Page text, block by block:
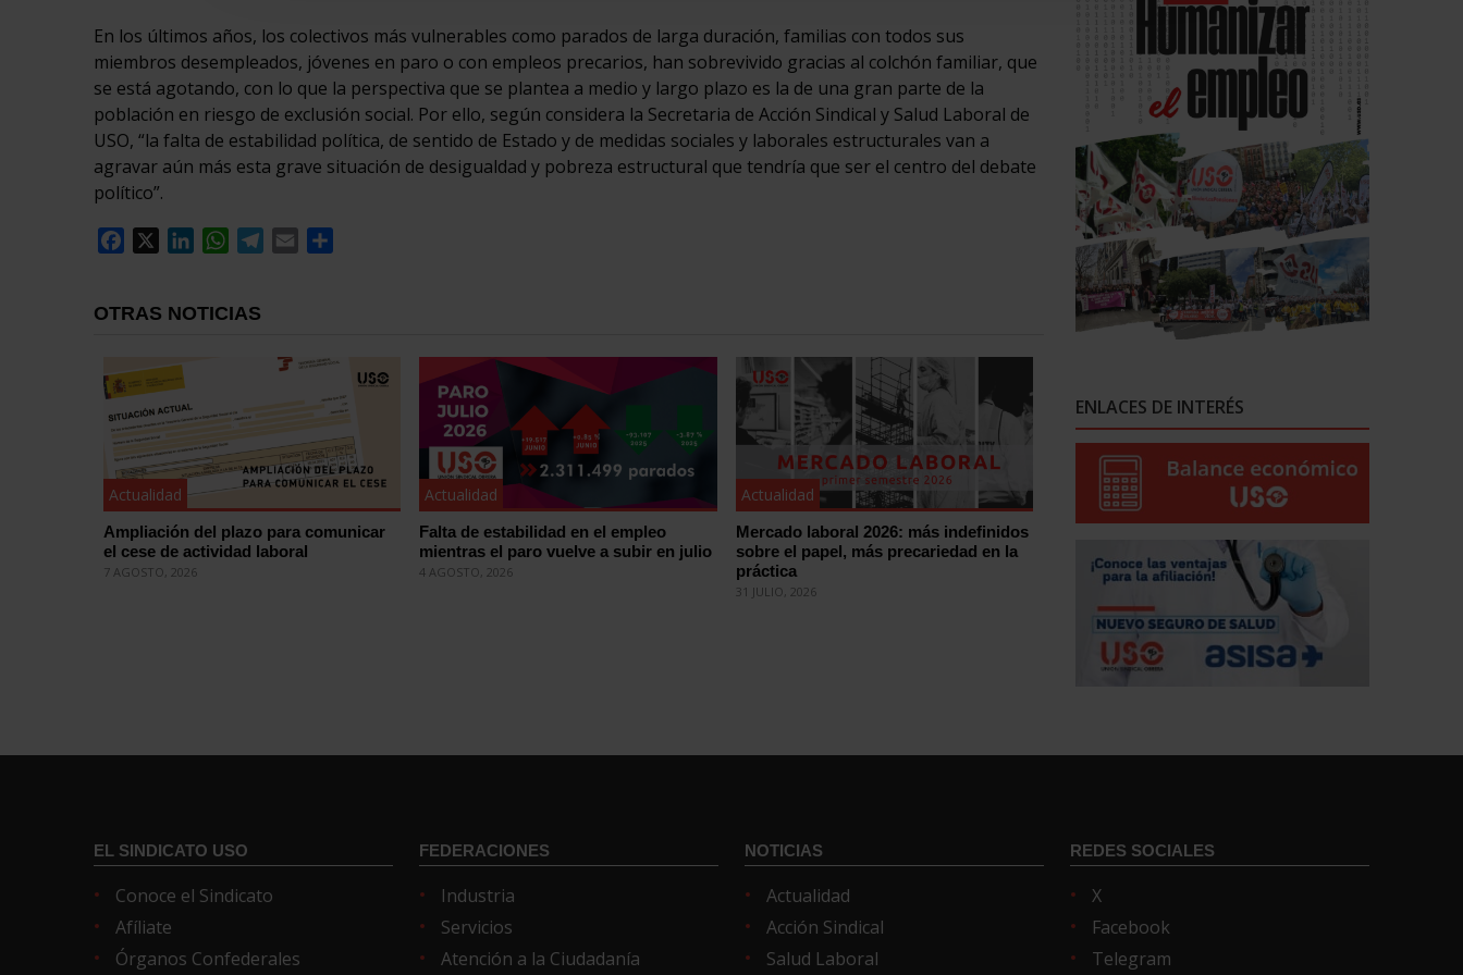
En los últimos años, los colectivos más vulnerables como parados de larga duración, familias con todos sus
miembros desempleados, jóvenes en paro o con empleos precarios, han sobrevivido gracias al colchón familiar, que
se está agotando, con lo que la perspectiva que se plantea a medio y largo plazo es la de una gran parte de la
población en riesgo de exclusión social. Por ello, según considera la Secretaria de Acción Sindical y Salud Laboral de
USO, “la falta de estabilidad política, de sentido de Estado y de medidas sociales y laborales estructurales van a
agravar aún más esta grave situación de desigualdad y pobreza estructural que tendría que ser el centro del debate
político”.
Facebook
LinkedInWhatsApp
Telegram
Email
OTRAS NOTICIAS
Actualidad
Ampliación del plazo para comunicar
el cese de actividad laboral
7 AGOSTO, 2026
Actualidad
Falta de estabilidad en el empleo
mientras el paro vuelve a subir en julio
4 AGOSTO, 2026
Actualidad
Mercado laboral 2026: más indefinidos
sobre el papel, más precariedad en la
práctica
31 JULIO, 2026
ENLACES DE INTERÉS
EL SINDICATO USO
Conoce el Sindicato
Afíliate
Órganos Confederales
FEDERACIONES
Industria
Servicios
Atención a la Ciudadanía
NOTICIAS
Actualidad
Acción Sindical
Salud Laboral
REDES SOCIALES
X
Facebook
Telegram